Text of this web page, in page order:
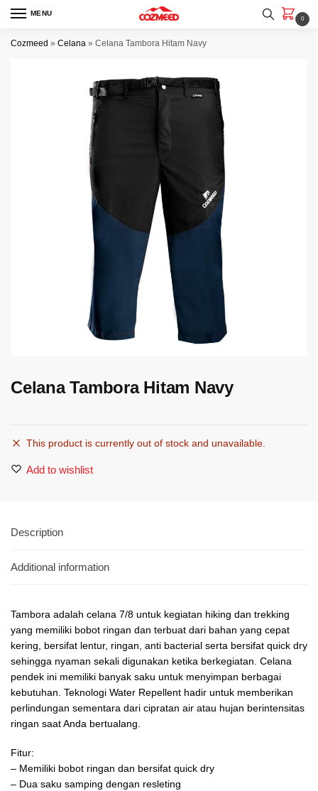
Skip
navigation
Skip
content
MENU
0
Cozmeed » Celana » Celana Tambora Hitam Navy
Celana Tambora Hitam Navy
This product is currently out of stock and unavailable.
Add to wishlist
Description
Additional information
Tambora adalah celana 7/8 untuk kegiatan hiking dan trekking
yang memiliki bobot ringan dan terbuat dari bahan yang cepat
kering, bersifat lentur, ringan, anti bacterial serta bersifat quick dry
sehingga nyaman sekali digunakan ketika berkegiatan. Celana
pendek ini memiliki banyak saku untuk menyimpan berbagai
kebutuhan. Teknologi Water Repellent hadir untuk memberikan
perlindungan sementara dari cipratan air atau hujan berintensitas
ringan saat Anda bertualang.
Fitur:
– Memiliki bobot ringan dan bersifat quick dry
– Dua saku samping dengan resleting